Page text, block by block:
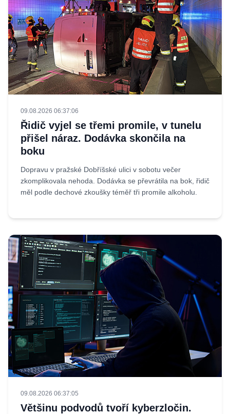
09.08.2026 06:37:06
Řidič vyjel se třemi promile, v tunelu
přišel náraz. Dodávka skončila na
boku
Dopravu v pražské Dobříšské ulici v sobotu večer
zkomplikovala nehoda. Dodávka se převrátila na bok, řidič
měl podle dechové zkoušky téměř tři promile alkoholu.
09.08.2026 06:37:05
Většinu podvodů tvoří kyberzločin.